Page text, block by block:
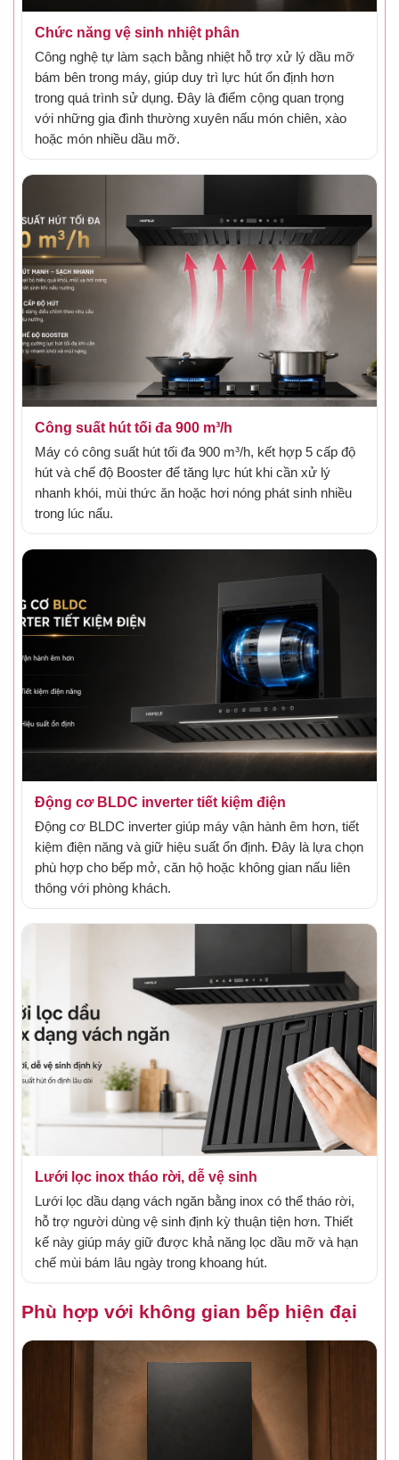
Gắn hình đặc điểm 3 - vệ sinh nhiệt phân
Chức năng vệ sinh nhiệt phân
Công nghệ tự làm sạch bằng nhiệt hỗ trợ xử lý dầu mỡ
bám bên trong máy, giúp duy trì lực hút ổn định hơn
trong quá trình sử dụng. Đây là điểm cộng quan trọng
với những gia đình thường xuyên nấu món chiên, xào
hoặc món nhiều dầu mỡ.
Gắn hình đặc điểm 4 - công suất hút 900 m3/h
Công suất hút tối đa 900 m³/h
Máy có công suất hút tối đa 900 m³/h, kết hợp 5 cấp độ
hút và chế độ Booster để tăng lực hút khi cần xử lý
nhanh khói, mùi thức ăn hoặc hơi nóng phát sinh nhiều
trong lúc nấu.
Gắn hình đặc điểm 5 - động cơ BLDC inverter
Động cơ BLDC inverter tiết kiệm điện
Động cơ BLDC inverter giúp máy vận hành êm hơn, tiết
kiệm điện năng và giữ hiệu suất ổn định. Đây là lựa chọn
phù hợp cho bếp mở, căn hộ hoặc không gian nấu liên
thông với phòng khách.
Gắn hình đặc điểm 6 - lưới lọc inox tháo rời
Lưới lọc inox tháo rời, dễ vệ sinh
Lưới lọc dầu dạng vách ngăn bằng inox có thể tháo rời,
hỗ trợ người dùng vệ sinh định kỳ thuận tiện hơn. Thiết
kế này giúp máy giữ được khả năng lọc dầu mỡ và hạn
chế mùi bám lâu ngày trong khoang hút.
Phù hợp với không gian bếp hiện đại